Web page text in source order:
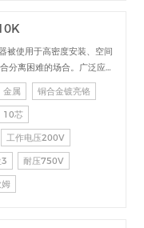
被使用于高密度安装、空间
分离困难的场合。广泛应用
、医疗设备、测试检测设
采集、工业控制等场合的交
等的信号连接传输。
金属 铜合金镀亮铬
10芯
工作电压200V
耐压750V